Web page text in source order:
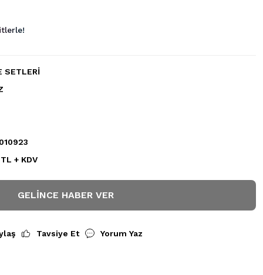
SETLERİ
+ KDV
GELINCE HABER VER
Tavsiye Et Yorum Yaz